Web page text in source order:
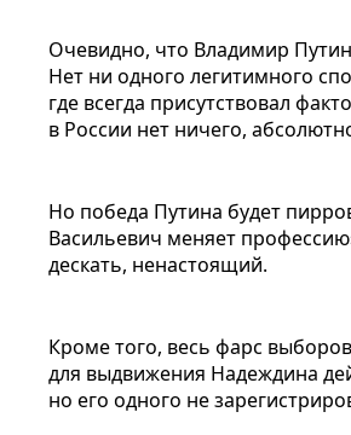
Очевидно, что Владимир
Нет ни одного легитимного
где всегда присутствовал
в России нет ничего,
Но победа Путина будет
Васильевич меняет
дескать, ненастоящий.
Кроме того, весь фарс
для выдвижения Надеждина
но его одного не